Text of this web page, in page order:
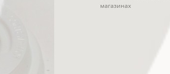
магазинах